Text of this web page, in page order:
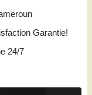
Garantie!
24/7